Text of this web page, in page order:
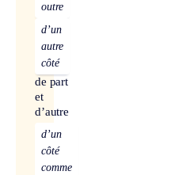
outre
d’un
autre
côté
de part
et
d’autre
d’un
côté
comme